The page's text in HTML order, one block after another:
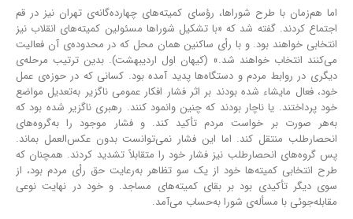
اما هم‌زمان با طرح شوراها، رؤسای کمیته‌های چهارده‌گانه‌ی تهران نیز در قم
اجتماع کردند. گفته شد که «با تشکیل شوراها مسئولین کمیته‌های انقلاب نیز
انتخابی خواهند بود. و با رأی ساکنین همان محل که در محدوده‌ی آن فعالیت
می‌کنند انتخاب خواهند شد.» (کیهان اول اردیبهشت). بدین ترتیب مرحله‌ی
دیگری در روابط مردم و دستگاه‌ها پدید آمده بود. کسانی که در حوزه‌ی عمل
خود، فعال مایشاء شده بودند بر اثر فشار افکار عمومی ناگزیر به‌تعدیل مواضع
خود پرداختند. یا ناچار بودند که چنین وانمود کنند. رهبری ناگزیر شده بود که
به‌هر صورت بر خواست مردم تأکید کند. و فشار موجود را به‌گروه‌های
انحصارطلب منتقل کند. اما این فشار نمی‌توانست بدون عکس‌العمل بماند.
پس گروه‌های انحصارطلب نیز فشار خود را متقابلاً تشدید کردند. همچنان که
طرح انتخابی کمیته‌ها خود از یک سو تظاهر به‌رعایت حق رأی مردم بود، از
سوی دیگر تأکیدی بود بر بقای کمیته‌های مساجد. و خود در نهایت نوعی
مقابله‌جوئی با مسأله‌ی شورا به‌حساب می‌آمد.